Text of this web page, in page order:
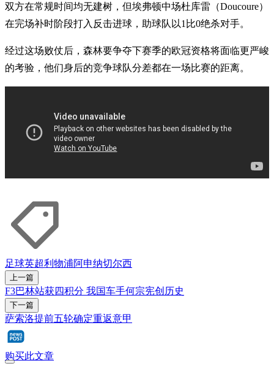
双方在常规时间均无建树，但埃弗顿中场杜库雷（Doucoure）
在完场补时阶段打入反击进球，助球队以1比0绝杀对手。
经过这场败仗后，森林要争夺下赛季的欧冠资格将面临更严峻
的考验，他们身后的竞争球队分差都在一场比赛的距离。
足球英超利物浦阿申纳切尔西
上一篇
F3巴林站获四积分 我国车手何宗宪创历史
下一篇
萨索洛提前五轮确定重返意甲
购买此文章